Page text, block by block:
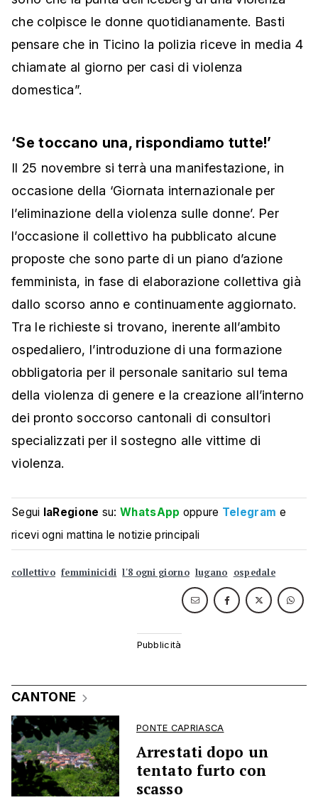
che colpisce le donne quotidianamente. Basti
pensare che in Ticino la polizia riceve in media 4
chiamate al giorno per casi di violenza
domestica”.
‘Se toccano una, rispondiamo tutte!’
Il 25 novembre si terrà una manifestazione, in
occasione della ‘Giornata internazionale per
l’eliminazione della violenza sulle donne’. Per
l’occasione il collettivo ha pubblicato alcune
proposte che sono parte di un piano d’azione
femminista, in fase di elaborazione collettiva già
dallo scorso anno e continuamente aggiornato.
Tra le richieste si trovano, inerente all’ambito
ospedaliero, l’introduzione di una formazione
obbligatoria per il personale sanitario sul tema
della violenza di genere e la creazione all’interno
dei pronto soccorso cantonali di consultori
specializzati per il sostegno alle vittime di
violenza.
Segui laRegione su:WhatsApp oppure Telegram e
ricevi ogni mattina le notizie principali
collettivo femminicidi l'8 ogni giorno lugano ospedale
CANTONE
PONTE CAPRIASCA
Arrestati dopo un
tentato furto con
scasso